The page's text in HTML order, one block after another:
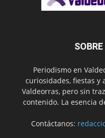
Periodismo en
curiosidades, fiestas
Valdeorras, pero sin
contenido. La esencia
Contáctanos: